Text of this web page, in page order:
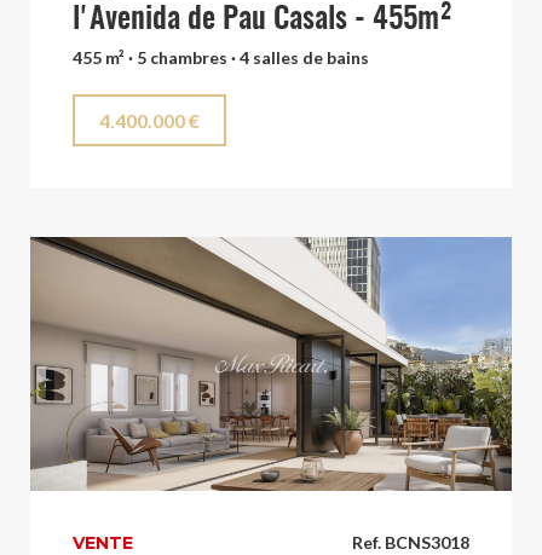
l'Avenida de Pau Casals - 455m²
455 m² · 5 chambres · 4 salles de bains
4.400.000 €
Ref. BCNS3018
VENTE